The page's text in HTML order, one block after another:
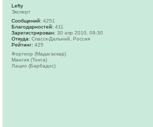
Lefty
Эксперт
Сообщений: 4251
Благодарностей: 411
Зарегистрирован: 30 апр 2010, 09:30
Откуда: Спасск-Дальний, Россия
Рейтинг: 425
Фортиор (Мадагаскар)
Мангия (Тонга)
Лацио (Барбадос)